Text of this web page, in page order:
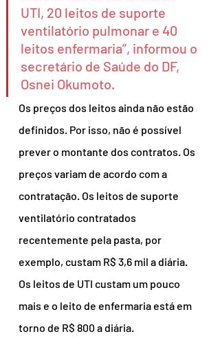
UTI, 20 leitos de suporte
ventilatório pulmonar e 40
leitos enfermaria”, informou o
secretário de Saúde do DF,
Osnei Okumoto.
Os preços dos leitos ainda não estão
definidos. Por isso, não é possível
prever o montante dos contratos. Os
preços variam de acordo com a
contratação. Os leitos de suporte
ventilatório contratados
recentemente pela pasta, por
exemplo, custam R$ 3,6 mil a diária.
Os leitos de UTI custam um pouco
mais e o leito de enfermaria está em
torno de R$ 800 a diária.